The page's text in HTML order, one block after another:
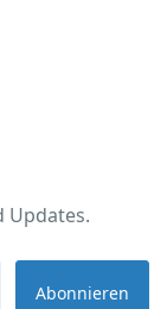
Updates.
Abonnieren